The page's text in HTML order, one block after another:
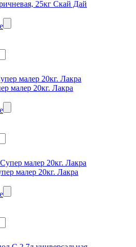
25кг Скай Дай
малер 20кг. Лакра
малер 20кг. Лакра